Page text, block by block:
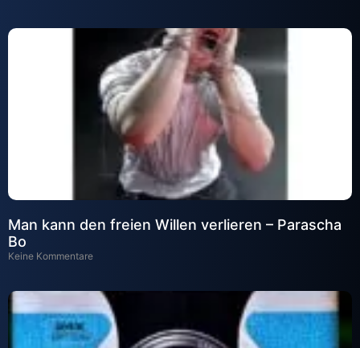
Man kann den freien Willen verlieren – Parascha
Bo
Keine Kommentare